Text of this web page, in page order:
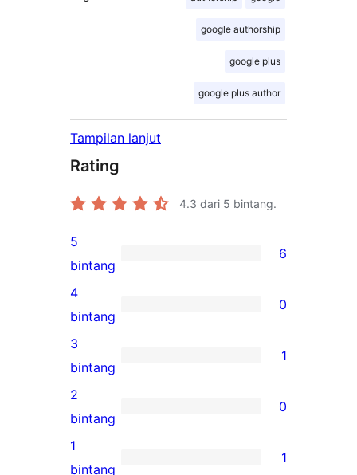
google authorship
google plus
google plus author
Tampilan lanjut
Rating
4.3 dari 5 bintang.
6
ulasan
5-
bintang
5
bintang
6
0
ulasan
4-
bintang
4
bintang
0
1
ulasan
3-
bintang
3
bintang
1
0
ulasan
2-
2
bintang
0
1
1
bintang
1